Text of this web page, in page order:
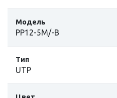
Модель
PP12-5M/-B
Тип
UTP